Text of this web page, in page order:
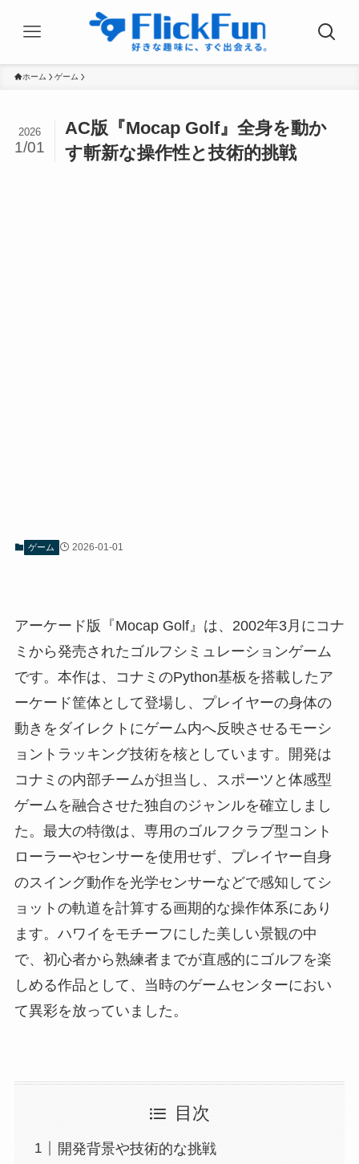
ホーム ゲーム
AC版『Mocap Golf』全身を動か
す斬新な操作性と技術的挑戦
2026
1/01
ゲーム 2026-01-01
アーケード版『Mocap Golf』は、2002年3月にコナ
ミから発売されたゴルフシミュレーションゲーム
です。本作は、コナミのPython基板を搭載したア
ーケード筐体として登場し、プレイヤーの身体の
動きをダイレクトにゲーム内へ反映させるモーシ
ョントラッキング技術を核としています。開発は
コナミの内部チームが担当し、スポーツと体感型
ゲームを融合させた独自のジャンルを確立しまし
た。最大の特徴は、専用のゴルフクラブ型コント
ローラーやセンサーを使用せず、プレイヤー自身
のスイング動作を光学センサーなどで感知してシ
ョットの軌道を計算する画期的な操作体系にあり
ます。ハワイをモチーフにした美しい景観の中
で、初心者から熟練者までが直感的にゴルフを楽
しめる作品として、当時のゲームセンターにおい
て異彩を放っていました。
目次
開発背景や技術的な挑戦